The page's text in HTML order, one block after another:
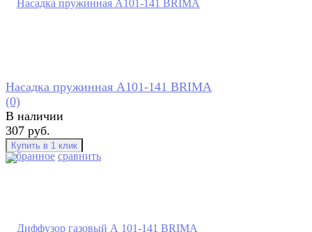
избранное сравнить
Насадка пружинная А101-141 BRIMA
(0)
В наличии
307 руб.